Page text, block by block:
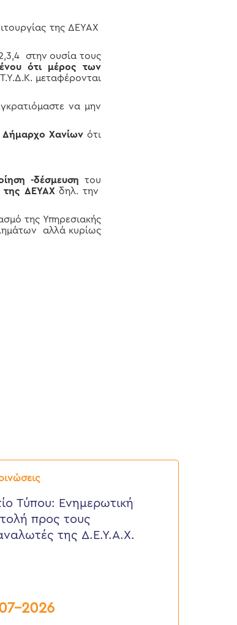
της ΔΕΥΑΧ
στην ουσία τους
ότι μέρος των
μεταφέρονται
να μην
Δήμαρχο Χανίων ότι
-δέσμευση του
της ΔΕΥΑΧδηλ. την
της Υπηρεσιακής
αλλά κυρίως
Τύπου: Eνημερωτική
προς τους
της Δ.Ε.Υ.Α.Χ.
2026